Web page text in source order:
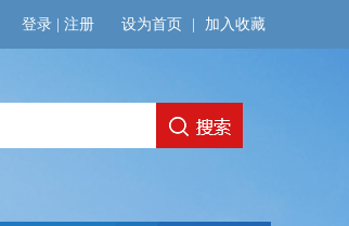
设为首页 加入收藏
登录 注册